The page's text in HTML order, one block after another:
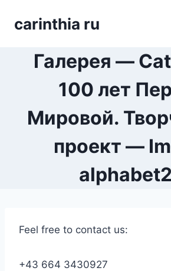
carinthia ru
Галерея —
100 лет
Мировой.
проект —
Feel free to contact us:
+43 664 3430927